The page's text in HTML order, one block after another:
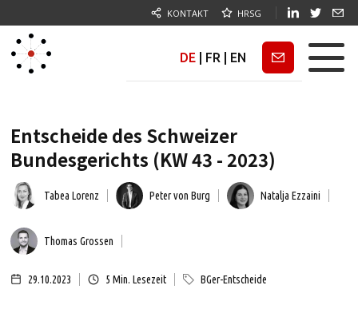
KONTAKT HRSG
DE FR EN Newsletter
Entscheide des Schweizer
Bundesgerichts (KW 43 - 2023)
Tabea Lorenz Peter von Burg Natalja Ezzaini
Thomas Grossen
29.10.2023 5 Min. Lesezeit BGer-Entscheide